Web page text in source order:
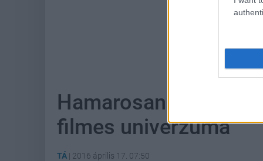
Hamarosan nagyon
filmes univerzuma
TÁ | 2016 április 17. 07:50